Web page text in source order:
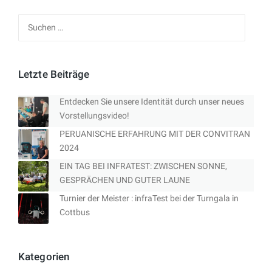
Letzte Beiträge
Entdecken Sie unsere Identität durch unser neues
Vorstellungsvideo!
PERUANISCHE ERFAHRUNG MIT DER CONVITRAN
2024
EIN TAG BEI INFRATEST: ZWISCHEN SONNE,
GESPRÄCHEN UND GUTER LAUNE
Turnier der Meister : infraTest bei der Turngala in
Cottbus
Kategorien